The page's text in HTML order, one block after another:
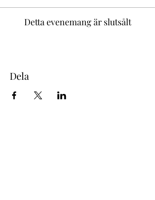
Detta evenemang är slutsålt
Dela